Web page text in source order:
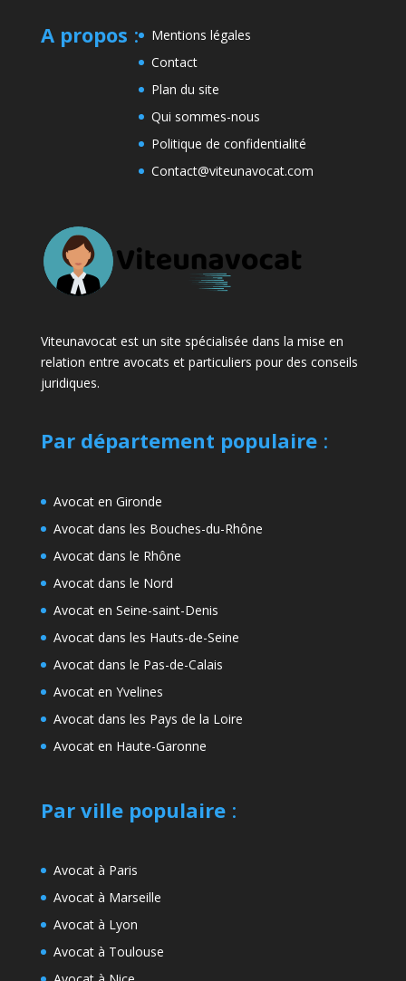
A propos :
Mentions légales
Contact
Plan du site
Qui sommes-nous
Politique de confidentialité
Contact@viteunavocat.com
Viteunavocat est un site spécialisée dans la mise en
relation entre avocats et particuliers pour des conseils
juridiques.
Par département populaire:
Avocat en Gironde
Avocat dans les Bouches-du-Rhône
Avocat dans le Rhône
Avocat dans le Nord
Avocat en Seine-saint-Denis
Avocat dans les Hauts-de-Seine
Avocat dans le Pas-de-Calais
Avocat en Yvelines
Avocat dans les Pays de la Loire
Avocat en Haute-Garonne
Par ville populaire:
Avocat à Paris
Avocat à Marseille
Avocat à Lyon
Avocat à Toulouse